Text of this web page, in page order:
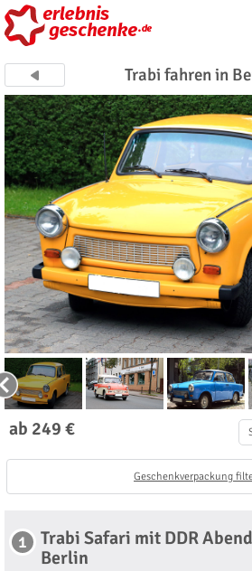
Trabi fahren in
ab 249 €
Geschenkverpackung
1
Trabi Safari mit DDR
Berlin